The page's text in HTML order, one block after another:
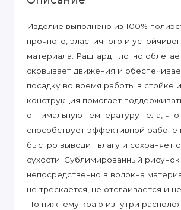
Изделие выполнено из 100%
прочного, эластичного и
материала. Рашгард плотно
сковывает движения и
посадку во время работы в стойке
конструкция помогает
оптимальную температуру тела, что
способствует эффективной работе
быстро выводит влагу и сохраняет
сухости. Сублимированный
непосредственно в волокна
не трескается, не отслаивается и
По нижнему краю изнутри